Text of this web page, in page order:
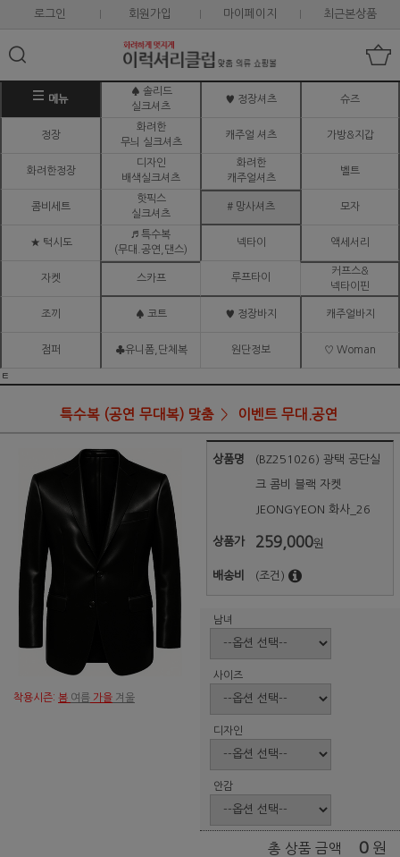
로그인 회원가입 마이페이지 최근본상품
메뉴
♠ 솔리드
실크셔츠
♥ 정장셔츠 슈즈
정장
화려한
무늬 실크셔츠
캐주얼 셔츠 가방&지갑
화려한정장
디자인
배색실크셔츠
화려한
캐주얼셔츠
벨트
콤비세트
핫픽스
실크셔츠
# 망사셔츠 모자
★ 턱시도
♬ 특수복
(무대.공연,댄스)
넥타이 액세서리
자켓 스카프 루프타이
커프스&
넥타이핀
조끼 ♠ 코트 ♥ 정장바지 캐주얼바지
점퍼 ♣유니폼,단체복 원단정보 ♡ Woman
ㅌ
특수복 (공연 무대복) 맞춤 이벤트 무대.공연
착용시즌: 봄 여름 가을 겨울
상품명 (BZ251026) 광택 공단실
크 콤비 블랙 자켓
JEONGYEON 화사_26
상품가 259,000원
배송비 (조건)
남녀
사이즈
디자인
안감
총 상품 금액 0 원